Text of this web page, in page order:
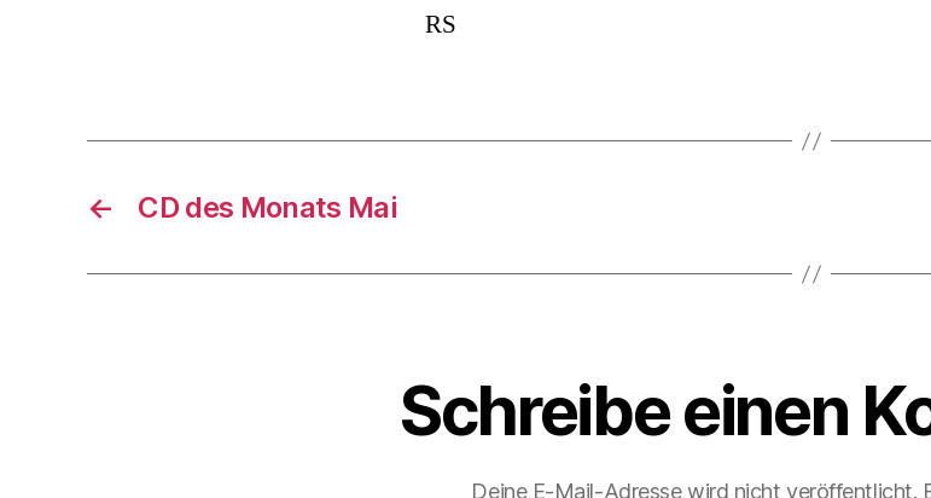
RS
← CD des Monats Mai
Schreibe einen
Deine E-Mail-Adresse wird nicht veröffentlicht.